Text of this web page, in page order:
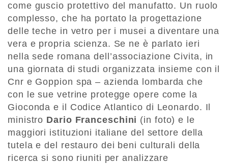
come guscio protettivo del manufatto. Un ruolo
complesso, che ha portato la progettazione
delle teche in vetro per i musei a diventare una
vera e propria scienza. Se ne è parlato ieri
nella sede romana dell’associazione Civita, in
una giornata di studi organizzata insieme con il
Cnr e Goppion spa – azienda lombarda che
con le sue vetrine protegge opere come la
Gioconda e il Codice Atlantico di Leonardo. Il
ministro Dario Franceschini (in foto) e le
maggiori istituzioni italiane del settore della
tutela e del restauro dei beni culturali della
ricerca si sono riuniti per analizzare